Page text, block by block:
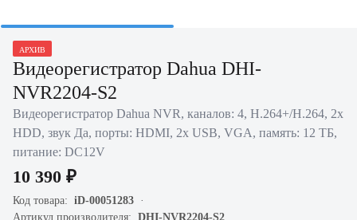
АРХИВ
Видеорегистратор Dahua DHI-
NVR2204-S2
Видеорегистратор Dahua NVR, каналов: 4, H.264+/H.264, 2x
HDD, звук Да, порты: HDMI, 2x USB, VGA, память: 12 ТБ,
питание: DC12V
10 390 ₽
Код товара: iD-00051283
Артикул производителя: DHI-NVR2204-S2